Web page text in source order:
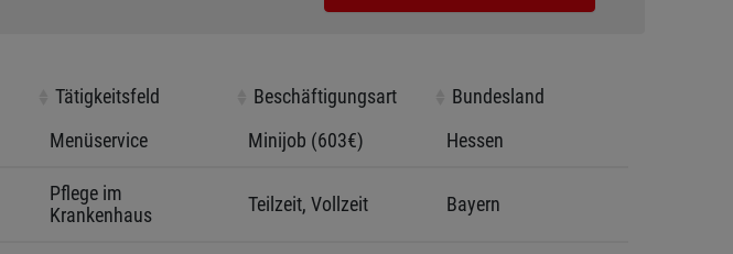
Tätigkeitsfeld Beschäftigungsart Bundesland
Tätigkeitsfeld Beschäftigungsart
Bundesland
Menüservice Minijob (603€) Hessen
Pflege im
Krankenhaus
Teilzeit, Vollzeit Bayern